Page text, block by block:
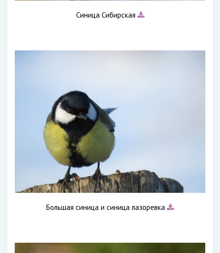
Синица Сибирская
Большая синица и синица лазоревка